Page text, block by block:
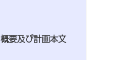
概要及び計画本文